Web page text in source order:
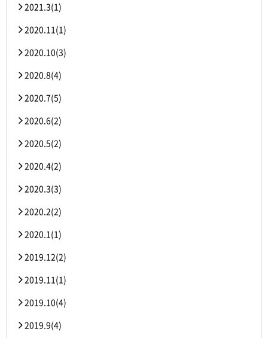
2021.3(1)
2020.11(1)
2020.10(3)
2020.8(4)
2020.7(5)
2020.6(2)
2020.5(2)
2020.4(2)
2020.3(3)
2020.2(2)
2020.1(1)
2019.12(2)
2019.11(1)
2019.10(4)
2019.9(4)